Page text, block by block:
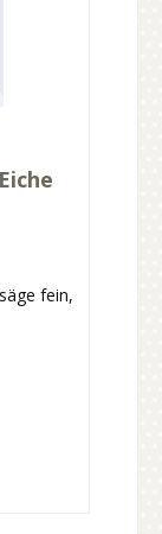
fein,